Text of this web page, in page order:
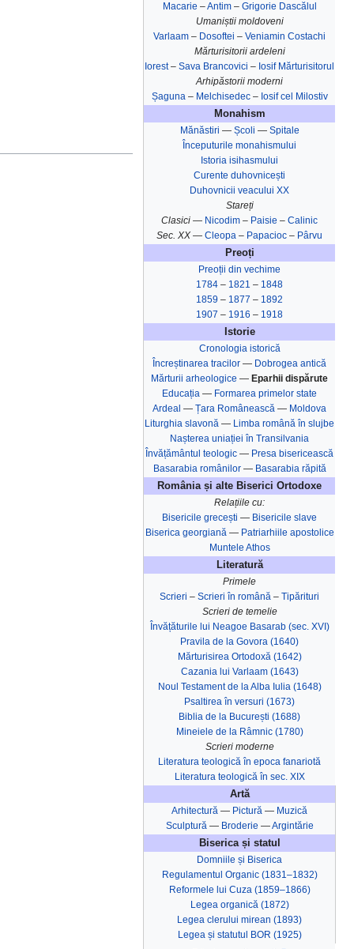
Macarie –Antim– Grigorie Dascălul
Umaniștii moldoveni
Varlaam – Dosoftei – Veniamin Costachi
Mărturisitorii ardeleni
Iorest– Sava Brancovici – Iosif Mărturisitorul
Arhipăstorii moderni
Șaguna– Melchisedec– Iosif cel Milostiv
Monahism
Mănăstiri — Școli — Spitale
Începuturile monahismului
Istoria isihasmului
Curente duhovnicești
Duhovnicii veacului XX
Stareți
Clasici — Nicodim – Paisie – Calinic
Sec. XX — Cleopa – Papacioc – Pârvu
Preoți
Preoții din vechime
1784 – 1821 – 1848
1859 – 1877 – 1892
1907 – 1916 – 1918
Istorie
Cronologia istorică
Încreștinarea tracilor — Dobrogea antică
Mărturii arheologice — Eparhii dispărute
Educația — Formarea primelor state
Ardeal — Țara Românească — Moldova
Liturghia slavonă — Limba română în slujbe
Nașterea uniației în Transilvania‎
Învățământul teologic — Presa bisericească
Basarabia românilor— Basarabia răpită
România și alte Biserici Ortodoxe
Relațiile cu:
Bisericile grecești — Bisericile slave
Biserica georgiană— Patriarhiile apostolice
Muntele Athos
Literatură
Primele
Scrieri – Scrieri în română – Tipărituri
Scrieri de temelie
Învățăturile lui Neagoe Basarab (sec. XVI)
Pravila de la Govora (1640)
Mărturisirea Ortodoxă (1642)
Cazania lui Varlaam (1643)
Noul Testament de la Alba Iulia (1648)
Psaltirea în versuri (1673)
Biblia de la București (1688)
Mineiele de la Râmnic (1780)
Scrieri moderne
Literatura teologică în epoca fanariotă
Literatura teologică în sec. XIX
Artă
Arhitectură — Pictură — Muzică
Sculptură— Broderie —Argintărie
Biserica și statul
Domniile și Biserica
Regulamentul Organic (1831–1832)
Reformele lui Cuza (1859–1866)
Legea organică (1872)
Legea clerului mirean (1893)
Legea și statutul BOR (1925)